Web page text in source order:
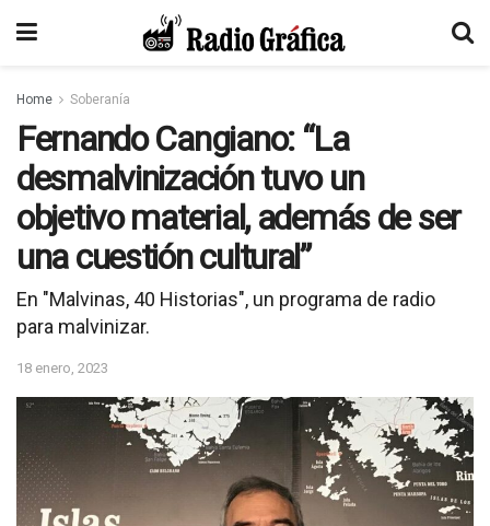
Home Soberanía
Fernando Cangiano: “La
desmalvinización tuvo un
objetivo material, además de ser
una cuestión cultural”
En "Malvinas, 40 Historias", un programa de radio
para malvinizar.
18 enero, 2023